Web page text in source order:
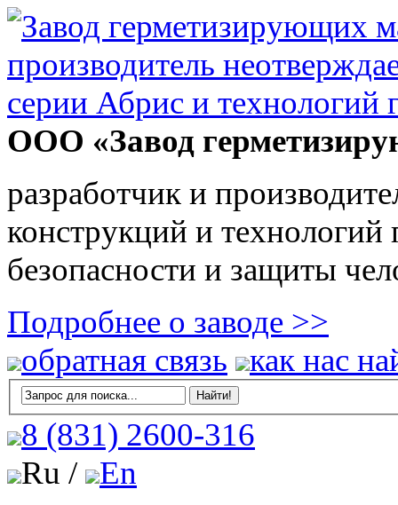
ООО «Завод
разработчик и
конструкций и
безопасности и защиты
Подробнее о заводе >>
обратная связь
как нас
8 (831) 2600-316
Ru /
En